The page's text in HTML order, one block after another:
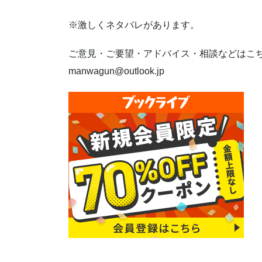
※激しくネタバレがあります。
ご意見・ご要望・アドバイス・相談などはこ
manwagun@outlook.jp